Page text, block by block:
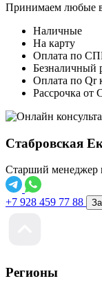
Принимаем любые
Наличные
На карту
Оплата по
Безналичный
Оплата по Qr
Рассрочка от
Стабровская
Старший менеджер
+7 928 459 77 88
Регионы